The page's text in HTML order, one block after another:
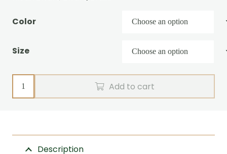
Color
Size
Marathon
Bridle
Add to cart
Description